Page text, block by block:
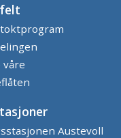
våre
Austevoll